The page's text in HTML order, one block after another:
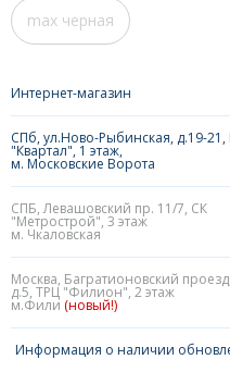
max черная
Интернет-магазин
СПб, ул.Ново-Рыбинская, д.19-21,
"Квартал", 1 этаж,
м. Московские Ворота
СПБ, Левашовский пр. 11/7, СК
"Метрострой", 3 этаж
м. Чкаловская
Москва, Багратионовский проезд,
д.5, ТРЦ "Филион", 2 этаж
м.Фили (новый!)
Информация о наличии